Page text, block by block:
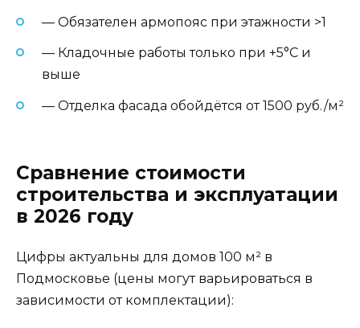
— Обязателен армопояс при этажности >1
— Кладочные работы только при +5°С и
выше
— Отделка фасада обойдётся от 1500 руб./м²
Сравнение стоимости
строительства и эксплуатации
в 2026 году
Цифры актуальны для домов 100 м² в
Подмосковье (цены могут варьироваться в
зависимости от комплектации):